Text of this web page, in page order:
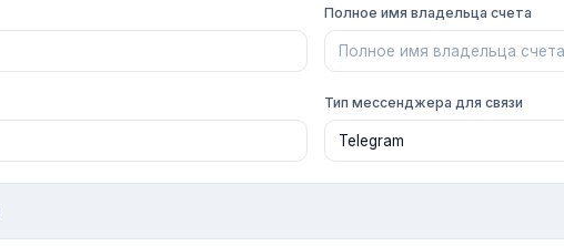
Полное имя владельца счета
Тип мессенджера для связи